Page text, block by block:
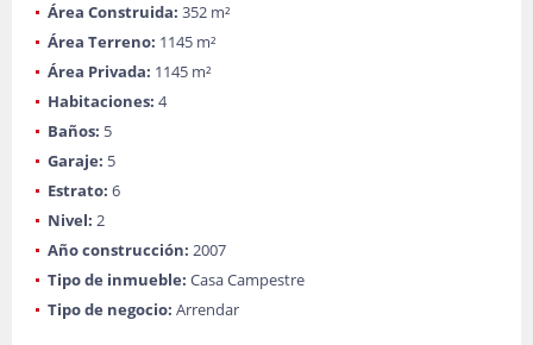
Área Construida: 352 m²
Área Terreno: 1145 m²
Área Privada: 1145 m²
Habitaciones: 4
Baños: 5
Garaje: 5
Estrato: 6
Nivel: 2
Año construcción: 2007
Tipo de inmueble: Casa Campestre
Tipo de negocio: Arrendar